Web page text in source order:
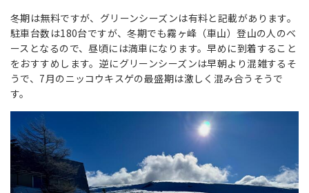
冬期は無料ですが、グリーンシーズンは有料と記載があります。
駐車台数は180台ですが、冬期でも霧ヶ峰（車山）登山の人のベ
ースとなるので、昼頃には満車になります。早めに到着すること
をおすすめします。逆にグリーンシーズンは早朝より混雑するそ
うで、7月のニッコウキスゲの最盛期は激しく混み合うそうで
す。